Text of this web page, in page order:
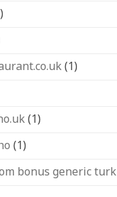
(1)
(1)
(1)
bonus generic turk